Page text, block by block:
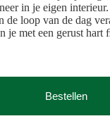
in je eigen
loop van de dag
je met een gerust hart
Bestellen